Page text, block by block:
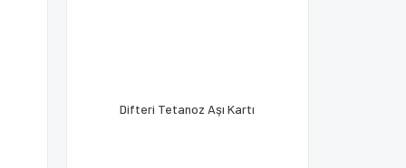
Difteri Tetanoz Aşı Kartı